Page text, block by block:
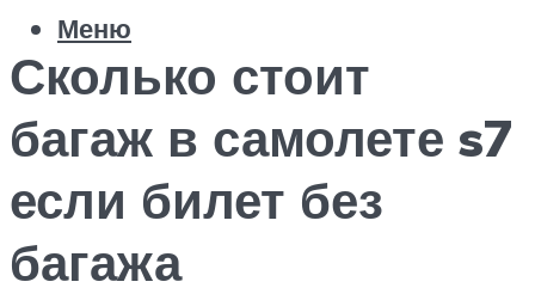
Меню
Сколько стоит
багаж в самолете s7
если билет без
багажа